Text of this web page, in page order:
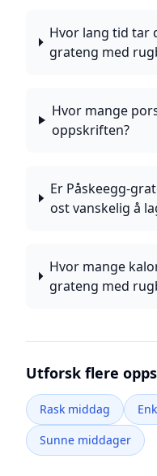
Hvor lang tid tar
grateng med
Hvor mange
oppskriften?
Er Påskeegg-
ost vanskelig å
Hvor mange
grateng med
Utforsk flere
Rask middag
Sunne middager